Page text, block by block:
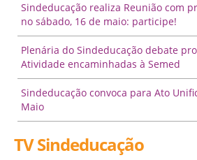
Sindeducação realiza Reunião com
no sábado, 16 de maio: participe!
Plenária do Sindeducação debate
Atividade encaminhadas à Semed
Sindeducação convoca para Ato
Maio
TV Sindeducação